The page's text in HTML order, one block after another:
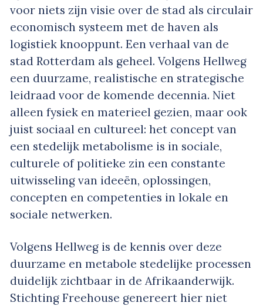
voor niets zijn visie over de stad als circulair
economisch systeem met de haven als
logistiek knooppunt. Een verhaal van de
stad Rotterdam als geheel. Volgens Hellweg
een duurzame, realistische en strategische
leidraad voor de komende decennia. Niet
alleen fysiek en materieel gezien, maar ook
juist sociaal en cultureel: het concept van
een stedelijk metabolisme is in sociale,
culturele of politieke zin een constante
uitwisseling van ideeën, oplossingen,
concepten en competenties in lokale en
sociale netwerken.
Volgens Hellweg is de kennis over deze
duurzame en metabole stedelijke processen
duidelijk zichtbaar in de Afrikaanderwijk.
Stichting Freehouse genereert hier niet